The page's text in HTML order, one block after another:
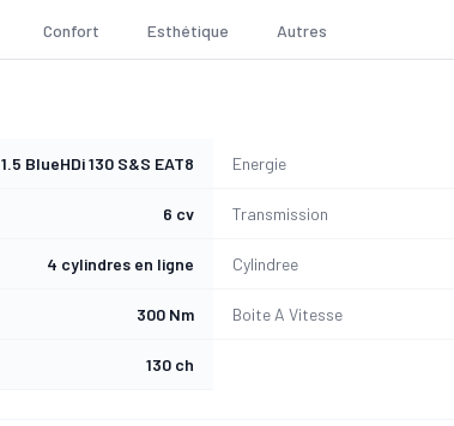
Confort Esthétique Autres
1.5 BlueHDi 130 S&S EAT8 Energie
6 cv Transmission
4 cylindres en ligne Cylindree
300 Nm Boite A Vitesse
130 ch